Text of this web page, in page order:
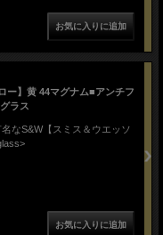
ー】黄 44マグナム■アンチフ
ラス
なS&W【スミス＆ウエッソ